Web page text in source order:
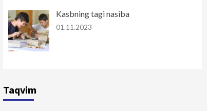
Kasbning tagi nasiba
01.11.2023
Taqvim